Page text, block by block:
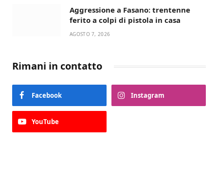
Aggressione a Fasano: trentenne
ferito a colpi di pistola in casa
AGOSTO 7, 2026
Rimani in contatto
Facebook Instagram
YouTube